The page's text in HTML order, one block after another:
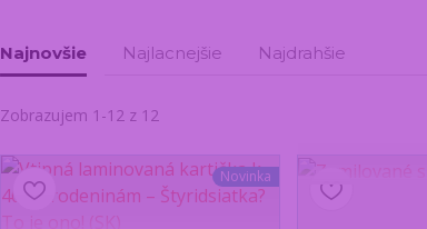
Najnovšie Najlacnejšie Najdrahšie
Zobrazujem 1-12 z 12
Novinka